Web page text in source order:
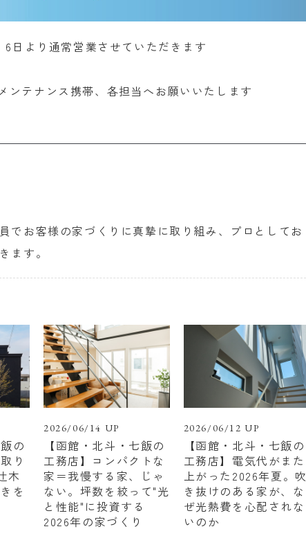
日より通常営業させていただきます
テナンス携帯、各担当へお願いいたします
でお客様の家づくりに真摯に取り組み、プロとしてお
ます。
の
り
木
を
2026/06/14 UP
【函館・北斗・七飯の
工務店】コンパクトな
家＝我慢する家、じゃ
ない。坪数を絞って"光
と性能"に投資する
2026年の家づくり
2026/06/12 UP
【函館・北斗・七飯の
工務店】電気代がまた
上がった2026年夏。吹
き抜けのある家が、な
ぜ光熱費を心配されな
いのか